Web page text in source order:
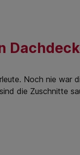
Noch nie war
die Zuschnitte